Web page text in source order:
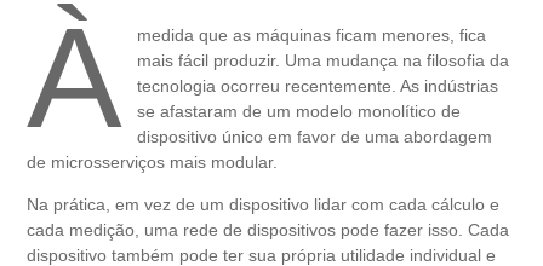
À
medida que as máquinas ficam menores, fica
mais fácil produzir. Uma mudança na filosofia da
tecnologia ocorreu recentemente. As indústrias
se afastaram de um modelo monolítico de
dispositivo único em favor de uma abordagem
de microsserviços mais modular.
Na prática, em vez de um dispositivo lidar com cada cálculo e
cada medição, uma rede de dispositivos pode fazer isso. Cada
dispositivo também pode ter sua própria utilidade individual e